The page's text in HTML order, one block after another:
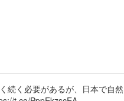
く必要があるが、日本で自